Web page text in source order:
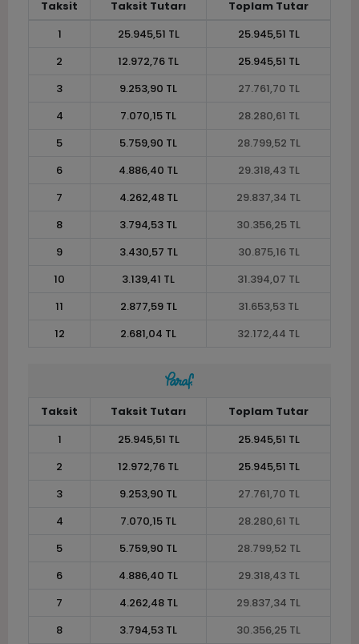
Taksit Taksit Tutarı
Toplam Tutar
1
25.945,51 TL
25.945,51 TL
2
12.972,76 TL
25.945,51 TL
3
9.253,90 TL
27.761,70 TL
4
7.070,15 TL
28.280,61 TL
5
5.759,90 TL
28.799,52 TL
6
4.886,40 TL
29.318,43 TL
7
4.262,48 TL
29.837,34 TL
8
3.794,53 TL
30.356,25 TL
9
3.430,57 TL
30.875,16 TL
10
3.139,41 TL
31.394,07 TL
11
2.877,59 TL
31.653,53 TL
12
2.681,04 TL 32.172,44 TL
Taksit Taksit Tutarı
Toplam Tutar
1
25.945,51 TL
25.945,51 TL
2
12.972,76 TL
25.945,51 TL
3
9.253,90 TL
27.761,70 TL
4
7.070,15 TL
28.280,61 TL
5
5.759,90 TL
28.799,52 TL
6
4.886,40 TL
29.318,43 TL
7
4.262,48 TL
29.837,34 TL
8
3.794,53 TL
30.356,25 TL